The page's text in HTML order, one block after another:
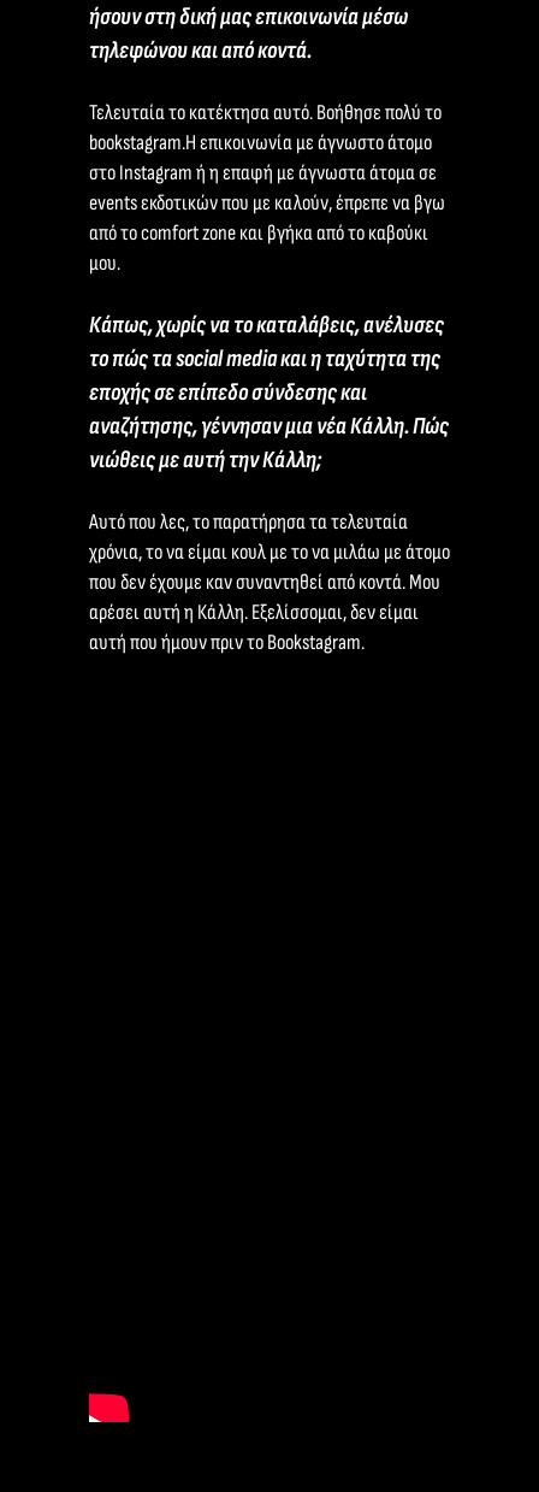
ήσουν στη δική μας επικοινωνία μέσω
τηλεφώνου και από κοντά.
Τελευταία το κατέκτησα αυτό. Βοήθησε πολύ το
bookstagram.Η επικοινωνία με άγνωστο άτομο
στο Instagram ή η επαφή με άγνωστα άτομα σε
events εκδοτικών που με καλούν, έπρεπε να βγω
από το comfort zone και βγήκα από το καβούκι
μου.
Κάπως, χωρίς να το καταλάβεις, ανέλυσες
το πώς τα social media και η ταχύτητα της
εποχής σε επίπεδο σύνδεσης και
αναζήτησης, γέννησαν μια νέα Κάλλη. Πώς
νιώθεις με αυτή την Κάλλη;
Αυτό που λες, το παρατήρησα τα τελευταία
χρόνια, το να είμαι κουλ με το να μιλάω με άτομο
που δεν έχουμε καν συναντηθεί από κοντά. Μου
αρέσει αυτή η Κάλλη. Εξελίσσομαι, δεν είμαι
αυτή που ήμουν πριν το Bookstagram.